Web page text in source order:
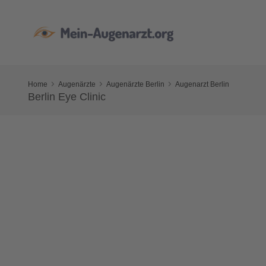
Home Augenärzte Augenärzte Berlin Augenarzt Berlin
Berlin Eye Clinic